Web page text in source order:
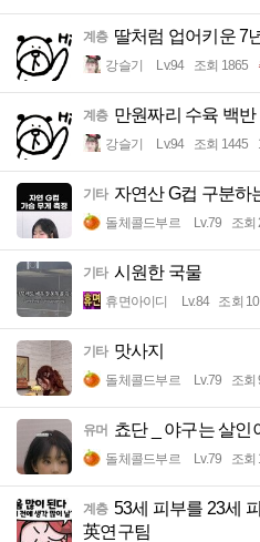
계층 딸처럼 업어키운 7
강슬기 Lv.94 조회 1865
계층 만원짜리 수육 백반
강슬기 Lv.94 조회 1445
기타 자연산 G컵 구분하
돌체콜드부르 Lv.79 조회
기타 시원한 국물
휴면아이디 Lv.84 조회
기타 맛사지
돌체콜드부르 Lv.79 조회
유머 쵸단 _ 야구는 살인
돌체콜드부르 Lv.79 조회
계층 53세 피부를 23세
英연구팀